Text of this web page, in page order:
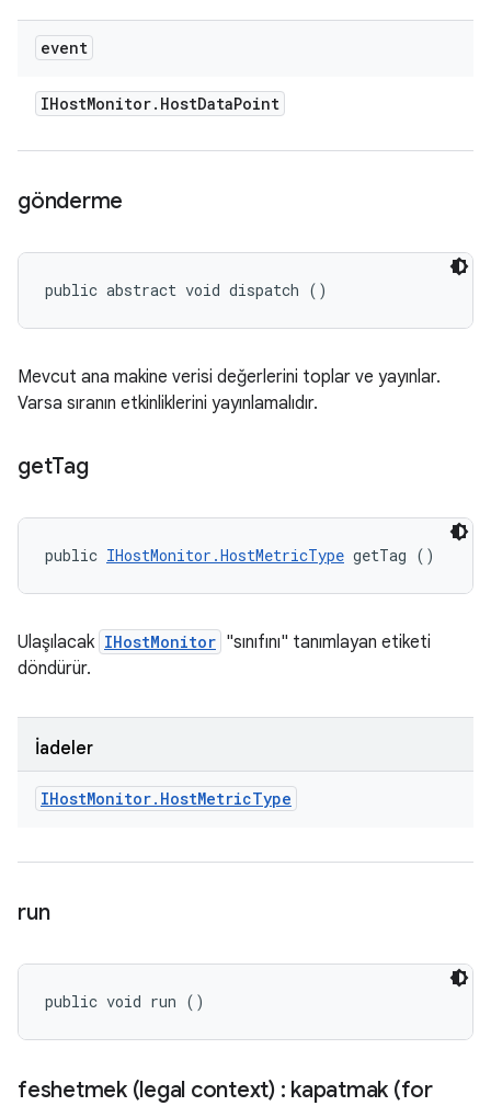
event
IHostMonitor. HostDataPoint
gönderme
public abstract void dispatch ()
Mevcut ana makine verisi değerlerini toplar ve yayınlar.
Varsa sıranın etkinliklerini yayınlamalıdır.
getTag
public IHostMonitor.HostMetricType getTag ()
Ulaşılacak IHostMonitor "sınıfını" tanımlayan etiketi
döndürür.
İadeler
IHostMonitor. HostMetricType
run
public void run ()
feshetmek (legal context) : kapatmak (for